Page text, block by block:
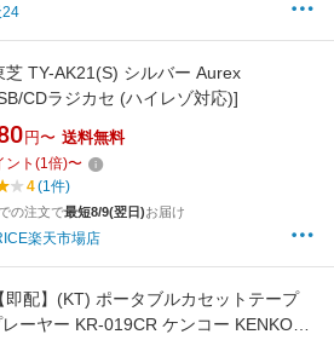
24
芝 TY-AK21(S) シルバー Aurex
CDラジカセ (ハイレゾ対応)]
円〜 送料無料
ント (1倍)〜
4(1件)
の注文で最短8/9(翌日)お届け
楽天市場店
【即配】(KT) ポータブルカセットテープ
ーヤー KR-019CR ケンコー KENKO